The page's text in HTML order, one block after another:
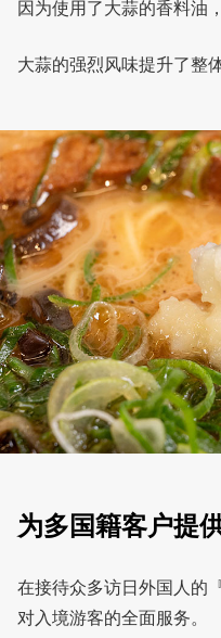
因为使用了大蒜的香料油
大蒜的强烈风味提升了整
为多国籍客户提
在接待众多访日外国人的
对入境游客的全面服务。